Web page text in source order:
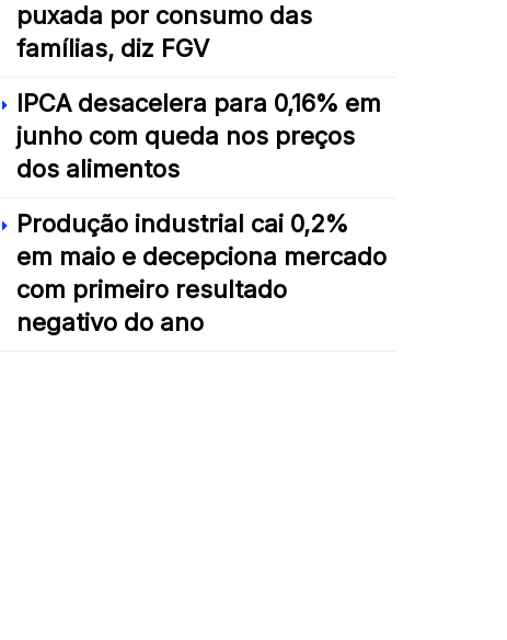
puxada por consumo das
famílias, diz FGV
IPCA desacelera para 0,16% em
junho com queda nos preços
dos alimentos
Produção industrial cai 0,2%
em maio e decepciona mercado
com primeiro resultado
negativo do ano